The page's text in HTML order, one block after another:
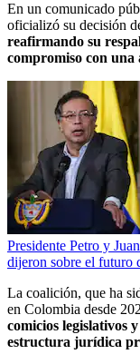
En un comunicado
oficializó su decisión
reafirmando su
compromiso con una
Presidente Petro y
dijeron sobre el futuro
La coalición, que ha
en Colombia desde
comicios legislativos
estructura jurídica